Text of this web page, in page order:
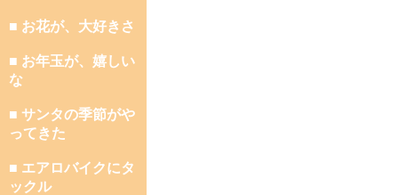
■ お花が、大好きさ
■ お年玉が、嬉しい
な
■ サンタの季節がや
ってきた
■ エアロバイクにタ
ックル